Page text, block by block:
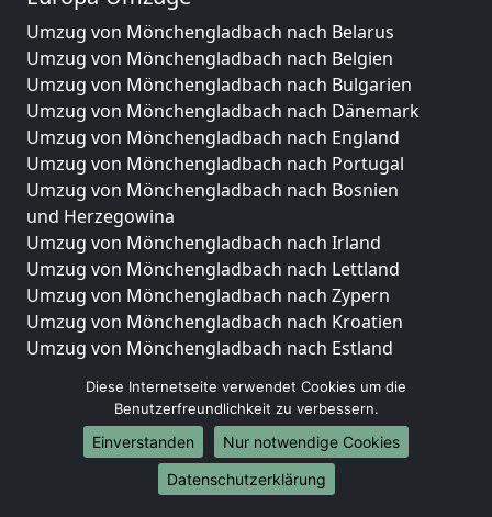
Umzug von Mönchengladbach nach Belarus
Umzug von Mönchengladbach nach Belgien
Umzug von Mönchengladbach nach Bulgarien
Umzug von Mönchengladbach nach Dänemark
Umzug von Mönchengladbach nach England
Umzug von Mönchengladbach nach Portugal
Umzug von Mönchengladbach nach Bosnien
und Herzegowina
Umzug von Mönchengladbach nach Irland
Umzug von Mönchengladbach nach Lettland
Umzug von Mönchengladbach nach Zypern
Umzug von Mönchengladbach nach Kroatien
Umzug von Mönchengladbach nach Estland
Umzug von Mönchengladbach nach Frankreich
Umzug von Mönchengladbach nach Griechenland
Umzug von Mönchengladbach nach Italien
Umzug von Mönchengladbach nach Liechtenstein
Diese Internetseite verwendet Cookies um die
Benutzerfreundlichkeit zu verbessern.
Einverstanden
Nur notwendige Cookies
Datenschutzerklärung